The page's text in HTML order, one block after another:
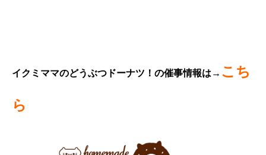
イクミママのどうぶつドーナツ！の催事情報は→ こち
ら